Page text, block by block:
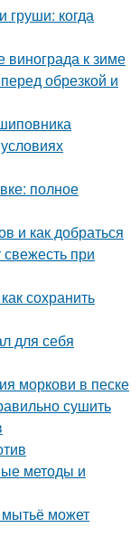
груши: когда
винограда к зиме
обрезкой и
полное
и как добраться
при
сохранить
для себя
моркови в песке
сушить
методы и
может